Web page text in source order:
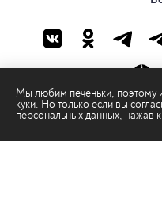
Мы любим печеньки, поэтому
куки. Но только если вы
персональных данных, нажав
© ООО